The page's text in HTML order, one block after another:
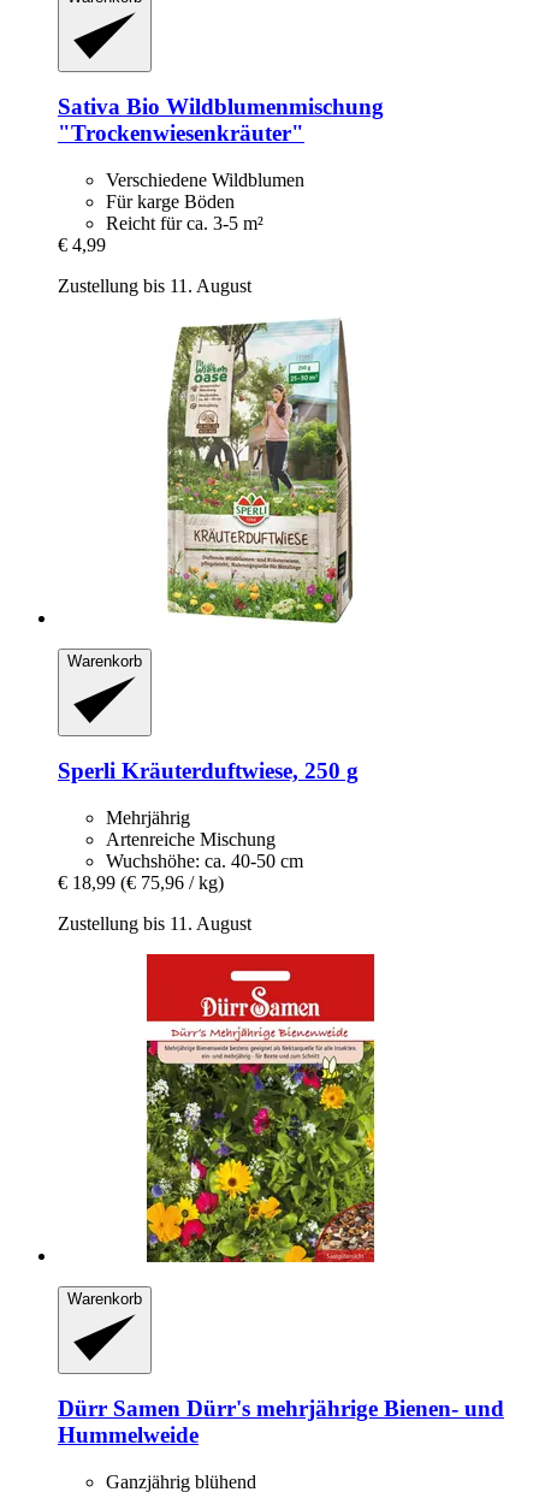
Sativa Bio Wildblumenmischung
"Trockenwiesenkräuter"
Verschiedene Wildblumen
Für karge Böden
Reicht für ca. 3-5 m²
€ 4,99
Zustellung bis 11. August
Warenkorb
Sperli Kräuterduftwiese, 250 g
Mehrjährig
Artenreiche Mischung
Wuchshöhe: ca. 40-50 cm
€ 18,99 (€ 75,96 / kg)
Zustellung bis 11. August
Warenkorb
Dürr Samen Dürr's mehrjährige Bienen-​ und
Hummelweide
Ganzjährig blühend